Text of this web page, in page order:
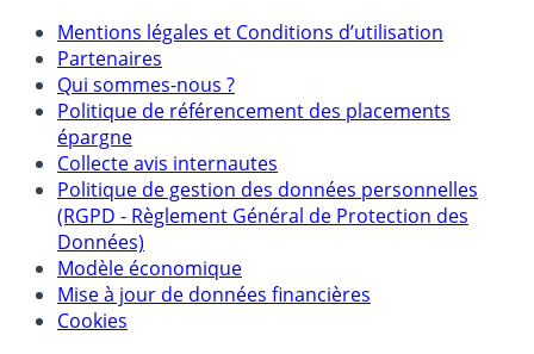
Mentions
Mentions légales et Conditions d’utilisation
Partenaires
Qui sommes-nous ?
Politique de référencement des placements
épargne
Collecte avis internautes
Politique de gestion des données personnelles
(RGPD - Règlement Général de Protection des
Données)
Modèle économique